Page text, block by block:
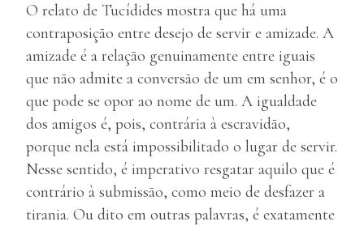
O relato de Tucídides mostra que há uma
contraposição entre desejo de servir e amizade. A
amizade é a relação genuinamente entre iguais
que não admite a conversão de um em senhor, é o
que pode se opor ao nome de um. A igualdade
dos amigos é, pois, contrária à escravidão,
porque nela está impossibilitado o lugar de servir.
Nesse sentido, é imperativo resgatar aquilo que é
contrário à submissão, como meio de desfazer a
tirania. Ou dito em outras palavras, é exatamente